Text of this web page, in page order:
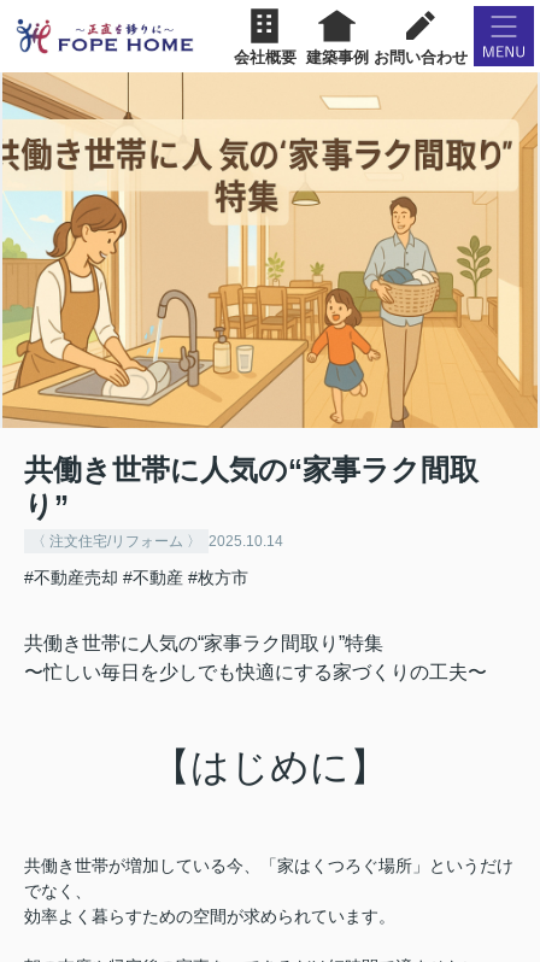
会社概要 建築事例 お問い合わせ
共働き世帯に人気の“家事ラク間取
り”
〈 注文住宅/リフォーム 〉 2025.10.14
#不動産売却 #不動産 #枚方市
共働き世帯に人気の“家事ラク間取り”特集
〜忙しい毎日を少しでも快適にする家づくりの工夫〜
【はじめに】
共働き世帯が増加している今、「家はくつろぐ場所」というだけ
でなく、
効率よく暮らすための空間が求められています。